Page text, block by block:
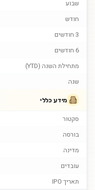
שבוע
חודש
3 חודשים
6 חודשים
מתחילת השנה (YTD)
שנה
מידע כללי
סקטור
בורסה
מדינה
עובדים
תאריך IPO